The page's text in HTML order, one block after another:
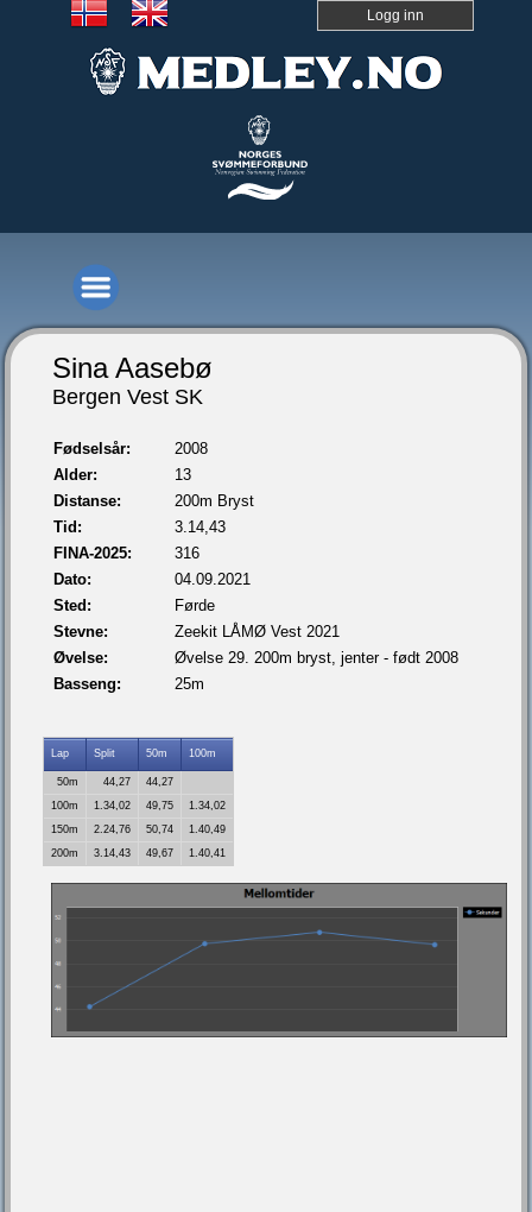
Logg inn
Sina Aasebø
Bergen Vest SK
Fødselsår:
2008
Alder:
13
Distanse:
200m Bryst
Tid:
3.14,43
FINA-2025:
316
Dato:
04.09.2021
Sted:
Førde
Stevne:
Zeekit LÅMØ Vest 2021
Øvelse:
Øvelse 29. 200m bryst, jenter - født 2008
Basseng:
25m
Lap Split 50m 100m
50m 44,27
44,27
100m
1.34,02 49,75
1.34,02
150m
2.24,76 50,74
1.40,49
200m
3.14,43 49,67 1.40,41